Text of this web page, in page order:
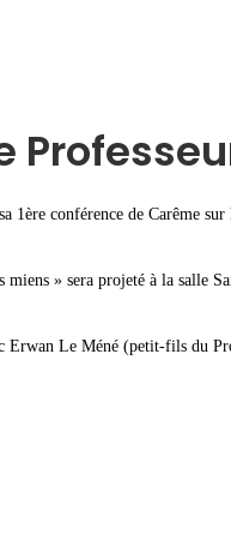
1ère conférence de Carême
» sera projeté à la salle
Erwan Le Méné (petit-fils du